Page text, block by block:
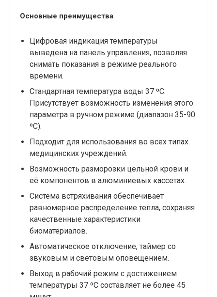
Основные преимущества
Цифровая индикация температуры
выведена на панель управления, позволяя
снимать показания в режиме реального
времени.
Стандартная температура воды 37 ºС.
Присутствует возможность изменения этого
параметра в ручном режиме (диапазон 35-90
ºС).
Подходит для использования во всех типах
медицинских учреждений.
Возможность разморозки цельной крови и
её компонентов в алюминиевых кассетах.
Система встряхивания обеспечивает
равномерное распределение тепла, сохраняя
качественные характеристики
биоматериалов.
Автоматическое отключение, таймер со
звуковым и световым оповещением.
Выход в рабочий режим с достижением
температуры 37 ºС составляет не более 45